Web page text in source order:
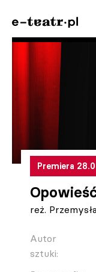
Premiera
reż.
Autor
sztuki: